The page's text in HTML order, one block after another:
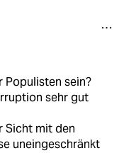
Populisten sein?
sehr gut
Sicht mit den
uneingeschränkt